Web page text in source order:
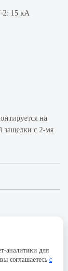
2: 15 кА
на
защелки с 2-мя
ARMAT
от реального
не несёт
товаров фотографиям,
аналитики для
соглашаетесь с